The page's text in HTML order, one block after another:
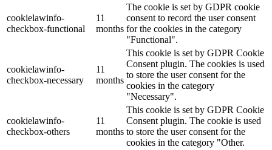
cookielawinfo-
checkbox-functional
11
months
The cookie is set by GDPR cookie
consent to record the user consent
for the cookies in the category
"Functional".
cookielawinfo-
checkbox-necessary
11
months
This cookie is set by GDPR Cookie
Consent plugin. The cookies is used
to store the user consent for the
cookies in the category
"Necessary".
cookielawinfo-
checkbox-others
11
months
This cookie is set by GDPR Cookie
Consent plugin. The cookie is used
to store the user consent for the
cookies in the category "Other.